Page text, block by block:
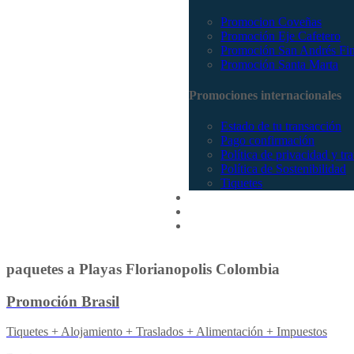
Promocion Coveñas
Promoción Eje Cafetero
Promoción San Andrés
Promoción Santa Marta
Promociones internacionales
Estado de tu transacción
Pago confirmación
Política de privacidad y
Política de Sostenibilidad
Tiquetes
paquetes a Playas Florianopolis Colombia
Promoción Brasil
Tiquetes + Alojamiento + Traslados + Alimentación + Impuestos